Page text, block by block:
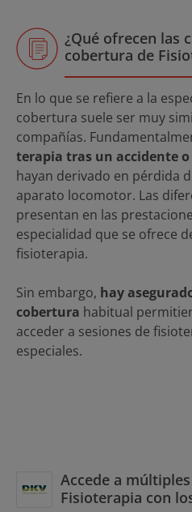
¿Qué ofrecen las
cobertura de
En lo que se refiere a la
cobertura suele ser muy
compañías.
terapia tras un accidente
hayan derivado en pérdida
aparato locomotor. Las
presentan en las
especialidad que se ofrece
fisioterapia.
Sin embargo, hay
cobertura habitual
acceder a sesiones de
especiales.
Accede a
Fisioterapia con